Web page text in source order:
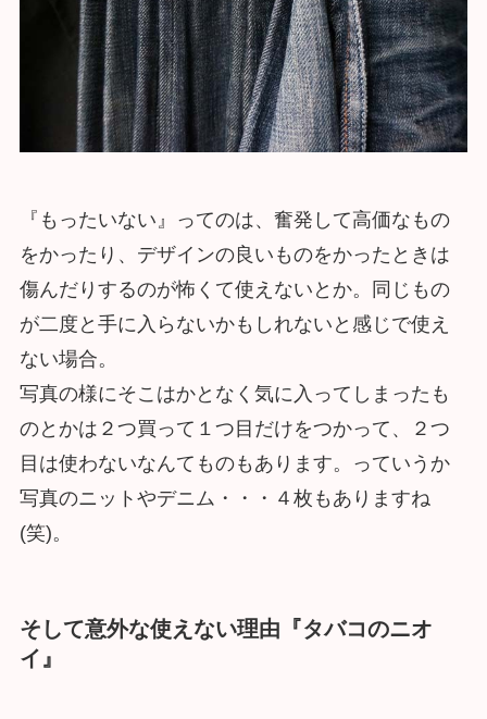
『もったいない』ってのは、奮発して高価なもの
をかったり、デザインの良いものをかったときは
傷んだりするのが怖くて使えないとか。同じもの
が二度と手に入らないかもしれないと感じで使え
ない場合。
写真の様にそこはかとなく気に入ってしまったも
のとかは２つ買って１つ目だけをつかって、２つ
目は使わないなんてものもあります。っていうか
写真のニットやデニム・・・４枚もありますね
(笑)。
そして意外な使えない理由『タバコのニオ
イ』